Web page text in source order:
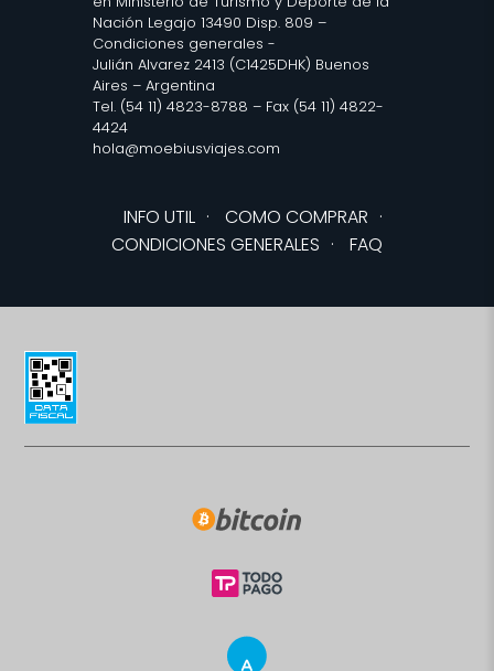
Nación Legajo 13490 Disp. 809 –
Condiciones generales -
Julián Alvarez 2413 (C1425DHK) Buenos
Aires – Argentina
Tel. (54 11) 4823-8788 – Fax (54 11) 4822-
4424
hola@moebiusviajes.com
INFO UTIL · COMO COMPRAR ·
CONDICIONES GENERALES · FAQ